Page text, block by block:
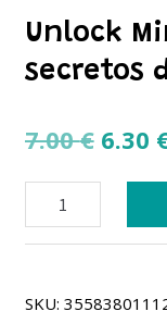
Unlock
secretos
7.00€ El
era:
6.30
Miniaventuras:
Los
pulpo
SKU: